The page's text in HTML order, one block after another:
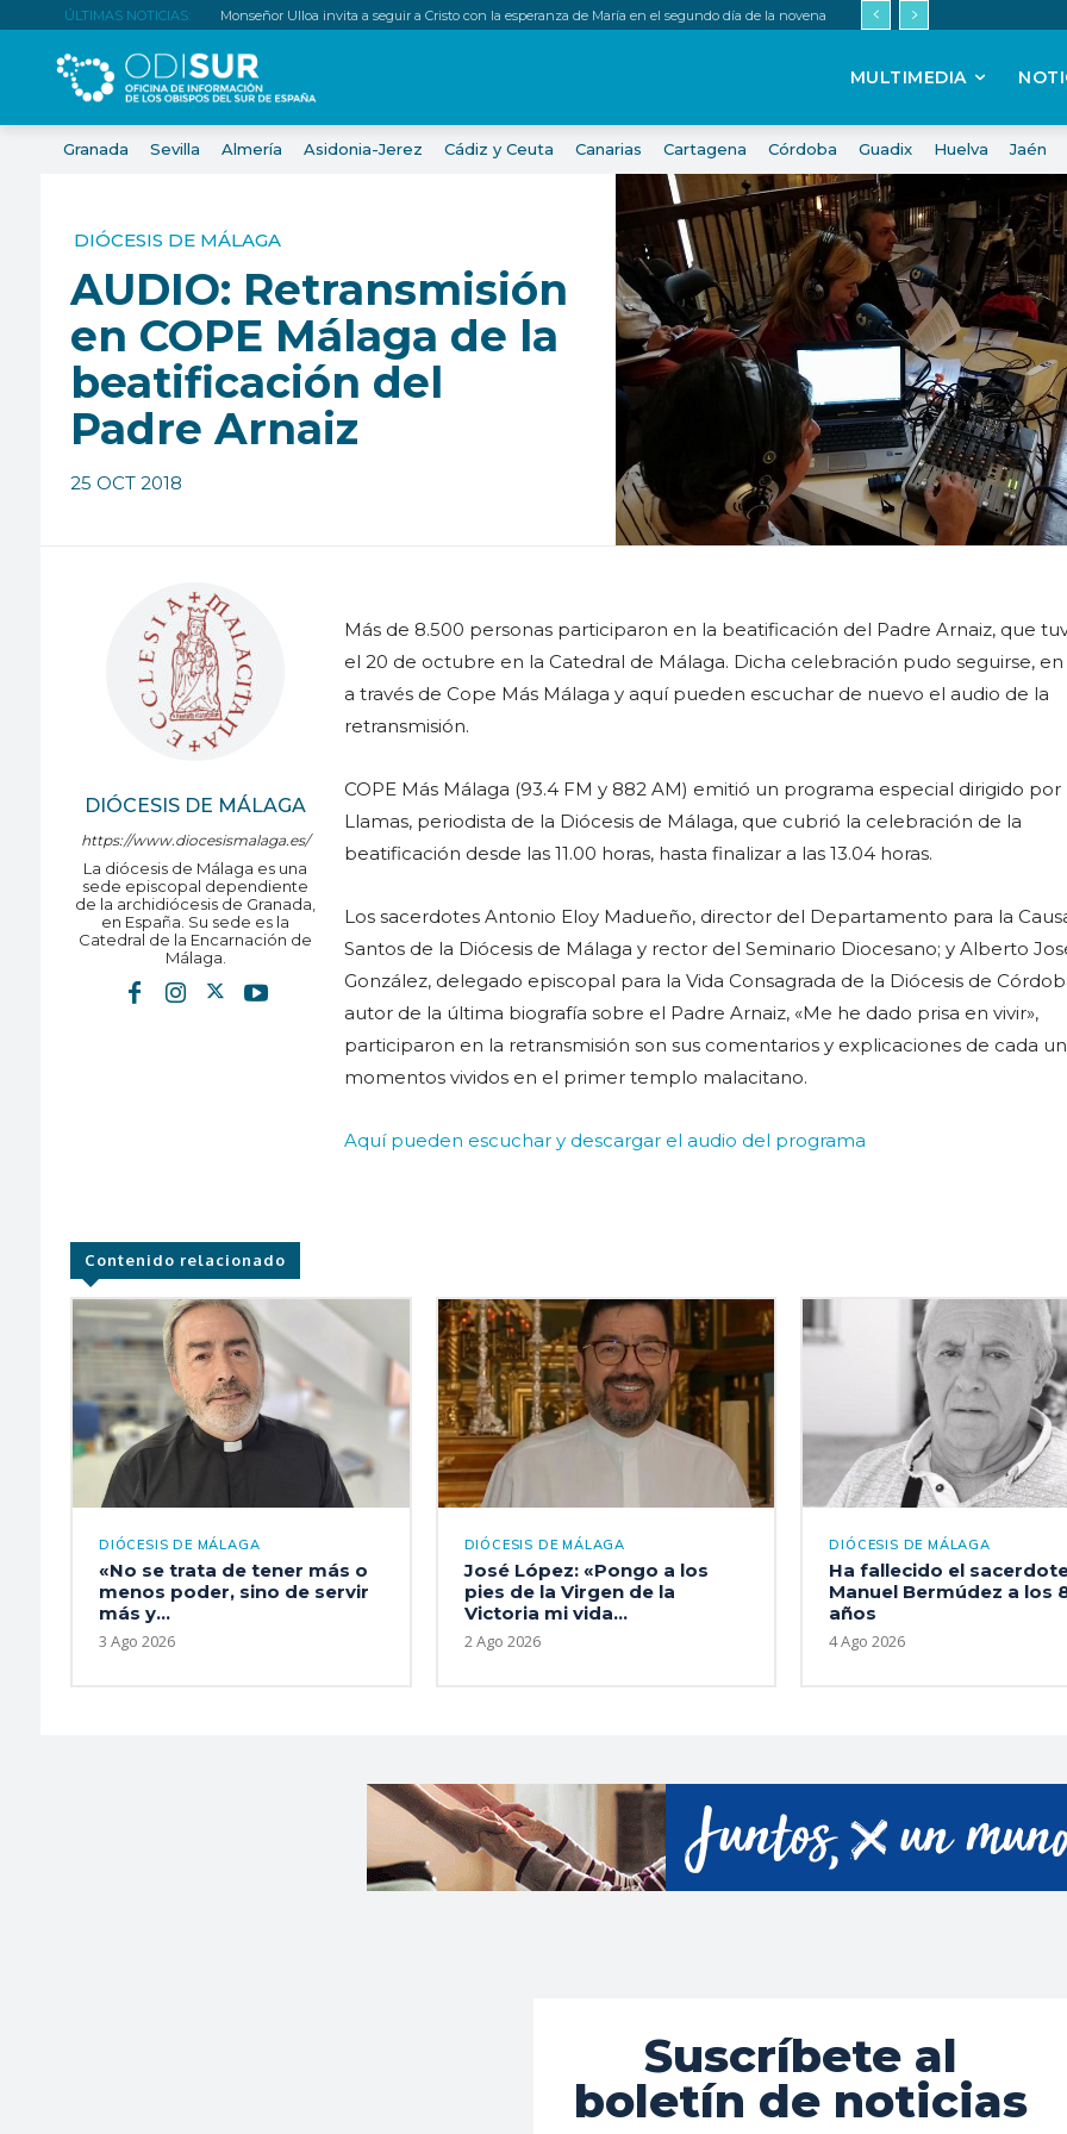
ÚLTIMAS NOTICIAS: Monseñor Ulloa invita a seguir a Cristo con la esperanza de María en el segundo día de la novena
MULTIMEDIA
Granada Sevilla Almería Asidonia-Jerez Cádiz y Ceuta Canarias Cartagena Córdoba Guadix Huelva Jaén
DIÓCESIS DE MÁLAGA
AUDIO: Retransmisión
en COPE Málaga de la
beatificación del
Padre Arnaiz
25 OCT 2018
DIÓCESIS DE MÁLAGA
https://www.diocesismalaga.es/
La diócesis de Málaga es una
sede episcopal dependiente
de la archidiócesis de Granada,
en España. Su sede es la
Catedral de la Encarnación de
Málaga.
Más de 8.500 personas participaron en la beatificación del Padre Arnaiz, que
el 20 de octubre en la Catedral de Málaga. Dicha celebración pudo seguirse,
a través de Cope Más Málaga y aquí pueden escuchar de nuevo el audio de la
retransmisión.
COPE Más Málaga (93.4 FM y 882 AM) emitió un programa especial dirigido por
Llamas, periodista de la Diócesis de Málaga, que cubrió la celebración de la
beatificación desde las 11.00 horas, hasta finalizar a las 13.04 horas.
Los sacerdotes Antonio Eloy Madueño, director del Departamento para la
Santos de la Diócesis de Málaga y rector del Seminario Diocesano; y Alberto
González, delegado episcopal para la Vida Consagrada de la Diócesis de
autor de la última biografía sobre el Padre Arnaiz, «Me he dado prisa en vivir»,
participaron en la retransmisión son sus comentarios y explicaciones de cada
momentos vividos en el primer templo malacitano.
Aquí pueden escuchar y descargar el audio del programa
Contenido relacionado
DIÓCESIS DE MÁLAGA
«No se trata de tener más o
menos poder, sino de servir
más y...
3 Ago 2026
DIÓCESIS DE MÁLAGA
José López: «Pongo a los
pies de la Virgen de la
Victoria mi vida...
2 Ago 2026
DIÓCESIS DE MÁLAGA
Ha fallecido el
Manuel Bermúdez a los
años
4 Ago 2026
Suscríbete al
boletín de noticias